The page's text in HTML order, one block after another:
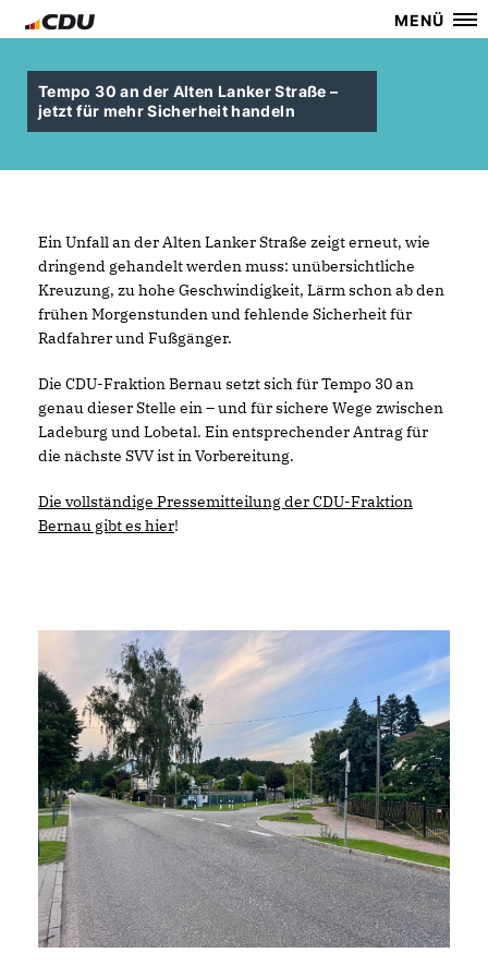
MENÜ
Tempo 30 an der Alten Lanker Straße –
jetzt für mehr Sicherheit handeln
Ein Unfall an der Alten Lanker Straße zeigt erneut, wie
dringend gehandelt werden muss: unübersichtliche
Kreuzung, zu hohe Geschwindigkeit, Lärm schon ab den
frühen Morgenstunden und fehlende Sicherheit für
Radfahrer und Fußgänger.
Die CDU-Fraktion Bernau setzt sich für Tempo 30 an
genau dieser Stelle ein – und für sichere Wege zwischen
Ladeburg und Lobetal. Ein entsprechender Antrag für
die nächste SVV ist in Vorbereitung.
Die vollständige Pressemitteilung der CDU-Fraktion
Bernau gibt es hier!